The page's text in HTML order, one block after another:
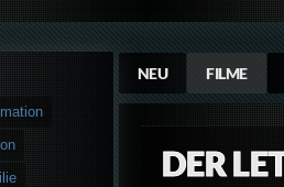
NEU FILME
DER